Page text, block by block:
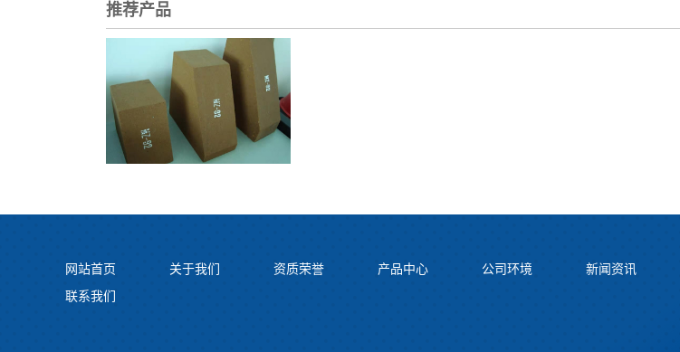
推荐产品
网站首页 关于我们 资质荣誉 产品中心 公司环境 新闻资讯
联系我们